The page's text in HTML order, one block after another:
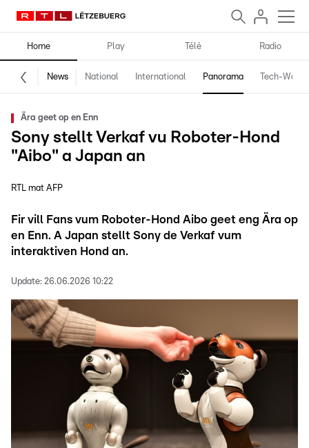
Home Play Télé Radio
News National International Panorama Tech-World
Ära geet op en Enn
Sony stellt Verkaf vu Roboter-Hond
"Aibo" a Japan an
RTL mat AFP
Fir vill Fans vum Roboter-Hond Aibo geet eng Ära op
en Enn. A Japan stellt Sony de Verkaf vum
interaktiven Hond an.
Update: 26.06.2026 10:22